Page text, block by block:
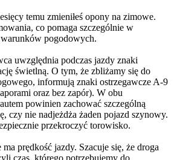
temu zmieniłeś opony na zimowe.
co pomaga szczególnie w
pogodowych.
uwzględnia podczas jazdy znaki
świetlną. O tym, że zbliżamy się do
informują znaki ostrzegawcze A-9
oraz bez zapór). W obu
powinien zachować szczególną
czy nie nadjeżdża żaden pojazd szynowy.
przekroczyć torowisko.
prędkość jazdy. Szacuje się, że droga